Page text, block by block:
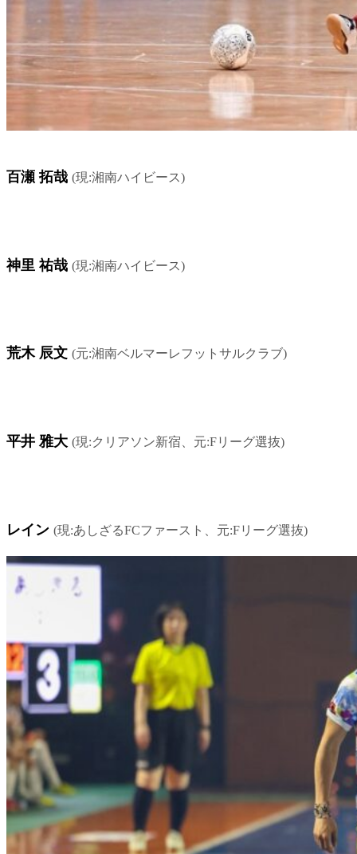
百瀬 拓哉 (現:湘南ハイビース)
神里 祐哉 (現:湘南ハイビース)
荒木 辰文 (元:湘南ベルマーレフットサルクラブ)
平井 雅大 (現:クリアソン新宿、元:Fリーグ選抜)
レイン (現:あしざるFCファースト、元:Fリーグ選抜)